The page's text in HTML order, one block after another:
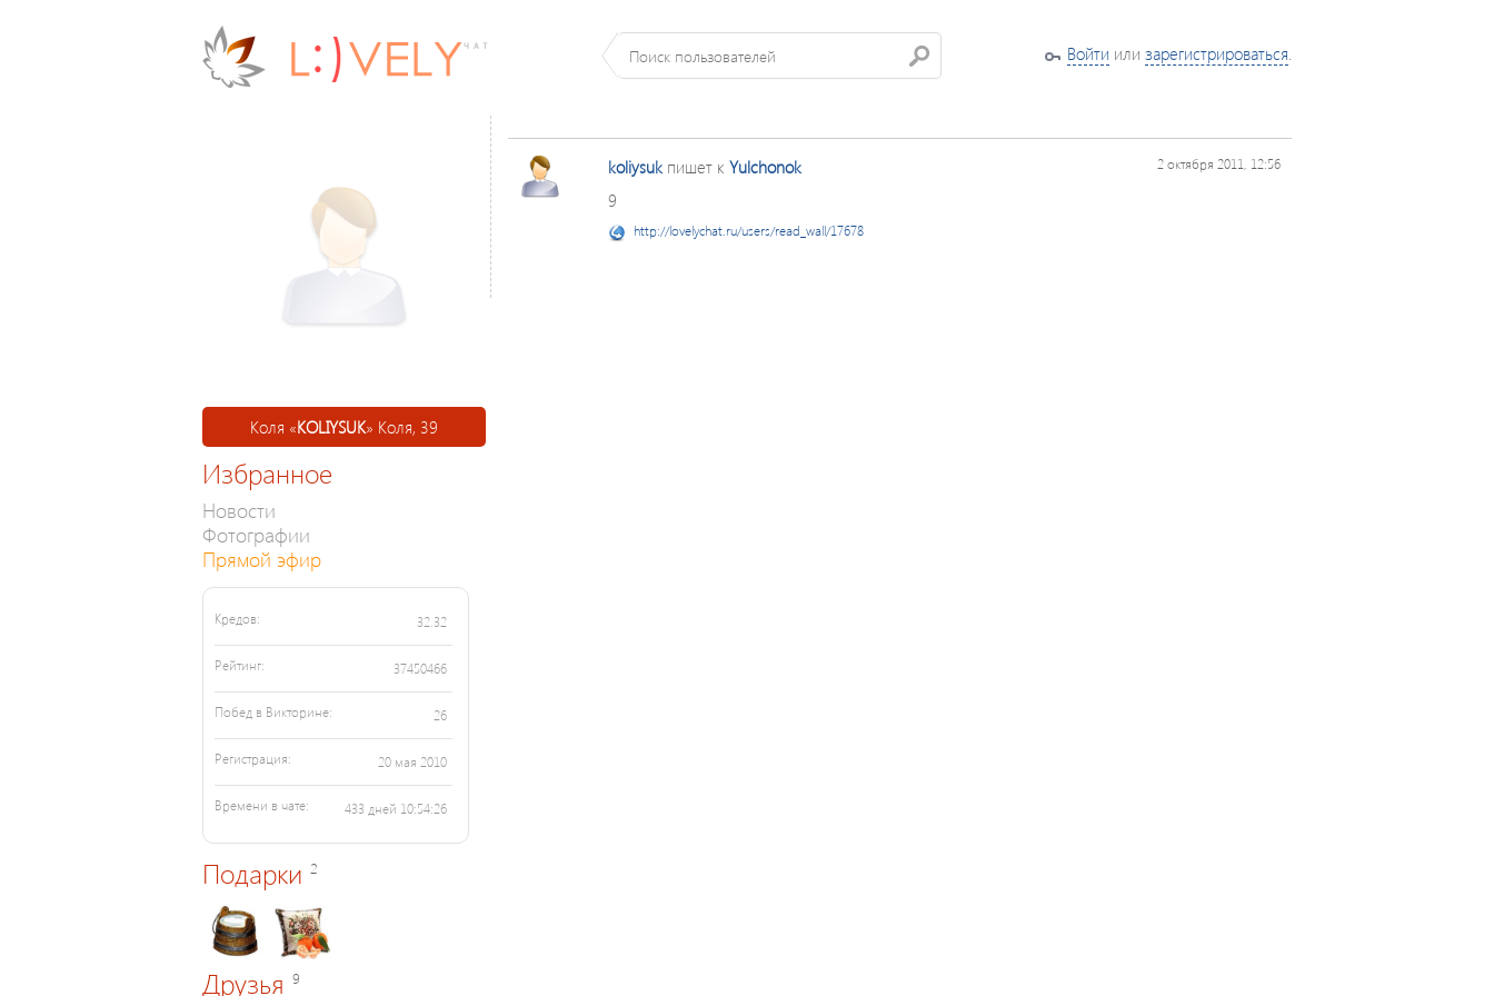
Войти или зарегистрироваться.
Коля «KOLIYSUK» Коля, 39
Избранное
Новости
Фотографии
Прямой эфир
Кредов: 32.32
Рейтинг: 37450466
Побед в Викторине: 26
Регистрация: 20 мая 2010
Времени в чате: 433 дней 10:54:26
Подарки 2
Друзья 9
koliysukпишет к Yulchonok 2 октября 2011, 12:56
9
http://lovelychat.ru/users/read_wall/17678